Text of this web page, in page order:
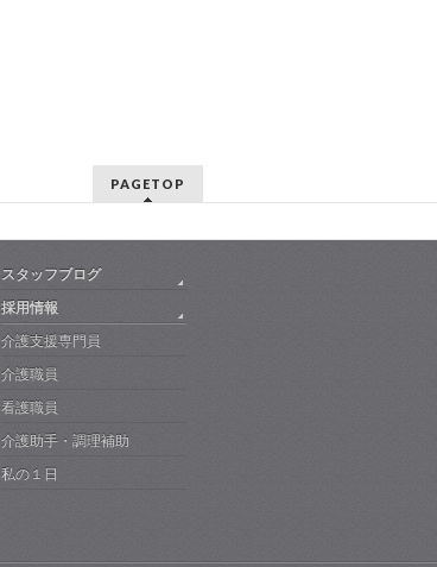
PAGETOP
スタッフブログ
採用情報
介護支援専門員
介護職員
看護職員
介護助手・調理補助
私の１日